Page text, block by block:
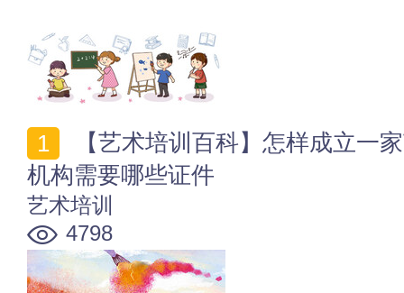
机构需要哪些证件
艺术培训
4798